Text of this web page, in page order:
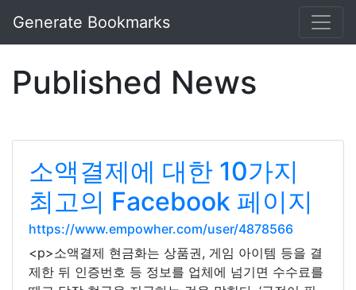
Generate Bookmarks
Published News
소액결제에 대한 10가지
최고의 Facebook 페이지
https://www.empowher.com/user/4878566
<p>소액결제 현금화는 상품권, 게임 아이템 등을 결
제한 뒤 인증번호 등 정보를 업체에 넘기면 수수료를